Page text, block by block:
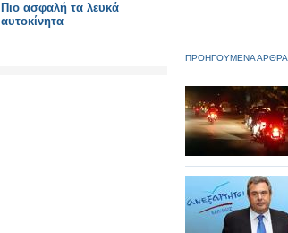
Πιο ασφαλή τα λευκά
αυτοκίνητα
ΠΡΟΗΓΟΥΜΕΝΑ ΑΡΘΡΑ